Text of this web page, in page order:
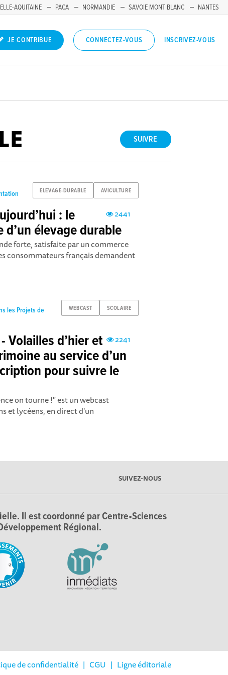
AQUITAINE PACA NORMANDIE SAVOIE MONT BLANC
NANTES
JE CONTRIBUE CONNECTEZ-VOUS INSCRIVEZ-VOUS
SUIVRE
ELEVAGE-DURABLE AVICULTURE
2441
: le
élevage durable
forte, satisfaite par un commerce
consommateurs français demandent
WEBCAST SCOLAIRE
les Projets de
2241
- Volailles d’hier et
au service d’un
pour suivre le
on tourne !" est un webcast
et lycéens, en direct d'un
SUIVEZ-NOUS
Il est coordonné par Centre•Sciences
Régional.
de confidentialité| CGU | Ligne éditoriale